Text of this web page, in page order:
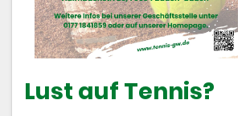
Lust auf Tennis?